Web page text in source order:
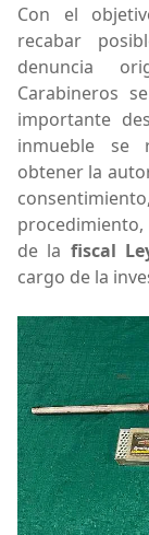
Con el
recabar
denuncia
Carabineros
importante
inmueble se
obtener la
de la fiscal
cargo de la